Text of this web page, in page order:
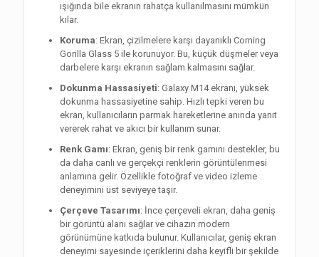
ışığında bile ekranın rahatça kullanılmasını mümkün
kılar.
Koruma: Ekran, çizilmelere karşı dayanıklı Corning
Gorilla Glass 5 ile korunuyor. Bu, küçük düşmeler veya
darbelere karşı ekranın sağlam kalmasını sağlar.
Dokunma Hassasiyeti: Galaxy M14 ekranı, yüksek
dokunma hassasiyetine sahip. Hızlı tepki veren bu
ekran, kullanıcıların parmak hareketlerine anında yanıt
vererek rahat ve akıcı bir kullanım sunar.
Renk Gamı: Ekran, geniş bir renk gamını destekler, bu
da daha canlı ve gerçekçi renklerin görüntülenmesi
anlamına gelir. Özellikle fotoğraf ve video izleme
deneyimini üst seviyeye taşır.
Çerçeve Tasarımı: İnce çerçeveli ekran, daha geniş
bir görüntü alanı sağlar ve cihazın modern
görünümüne katkıda bulunur. Kullanıcılar, geniş ekran
deneyimi sayesinde içeriklerini daha keyifli bir şekilde